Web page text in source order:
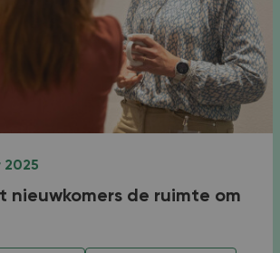
2025
nieuwkomers de ruimte om